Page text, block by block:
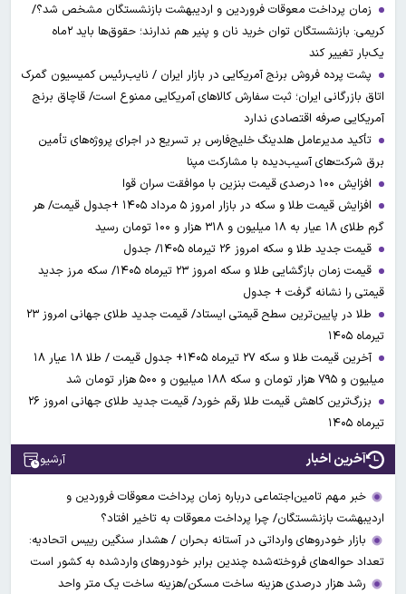
زمان پرداخت معوقات فروردین و اردیبهشت بازنشستگان مشخص شد؟/
کریمی: بازنشستگان توان خرید نان و پنیر هم ندارند؛ حقوق‌ها باید ۲ماه
یک‌بار تغییر کند
پشت پرده فروش برنج آمریکایی در بازار ایران / نایب‌رئیس کمیسیون گمرک
اتاق بازرگانی ایران؛ ثبت سفارش کالاهای آمریکایی ممنوع است/ قاچاق برنج
آمریکایی صرفه اقتصادی ندارد
تأکید مدیرعامل هلدینگ خلیج‌فارس بر تسریع در اجرای پروژه‌های تأمین
برق شرکت‌های آسیب‌دیده با مشارکت مپنا
افزایش ۱۰۰ درصدی قیمت بنزین با موافقت سران قوا
افزایش قیمت طلا و سکه در بازار امروز ۵ مرداد ۱۴۰۵ +جدول قیمت/ هر
گرم طلای ۱۸ عیار به ۱۸ میلیون و ۳۱۸ هزار و ۱۰۰ تومان رسید
قیمت جدید طلا و سکه امروز ۲۶ تیرماه ۱۴۰۵/ جدول
قیمت زمان بازگشایی طلا و سکه امروز ۲۳ تیرماه ۱۴۰۵/ سکه مرز جدید
قیمتی را نشانه گرفت + جدول
طلا در پایین‌ترین سطح قیمتی ایستاد/ قیمت جدید طلای جهانی امروز ۲۳
تیرماه ۱۴۰۵
آخرین قیمت طلا و سکه ۲۷ تیرماه ۱۴۰۵+ جدول قیمت / طلا ۱۸ عیار ۱۸
میلیون و ۷۹۵ هزار تومان و سکه ۱۸۸ میلیون و ۵۰۰ هزار تومان شد
بزرگ‌ترین کاهش قیمت طلا رقم خورد/ قیمت جدید طلای جهانی امروز ۲۶
تیرماه ۱۴۰۵
آخرین اخبار آرشیو
خبر مهم تامین‌اجتماعی درباره زمان پرداخت معوقات فروردین و
اردیبهشت بازنشستگان/ چرا پرداخت معوقات به تاخیر افتاد؟
بازار خودروهای وارداتی در آستانه بحران / هشدار سنگین رییس اتحادیه:
تعداد حواله‌های فروخته‌شده چندین برابر خودروهای واردشده به کشور است
رشد هزار درصدی هزینه ساخت مسکن/هزینه ساخت یک متر واحد